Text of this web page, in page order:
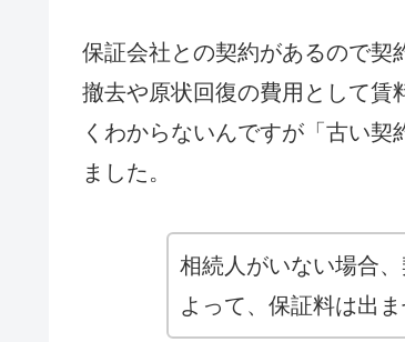
保証会社との契約があるので契
撤去や原状回復の費用として賃
くわからないんですが「古い
ました。
相続人がいない場合
よって、保証料は出ま